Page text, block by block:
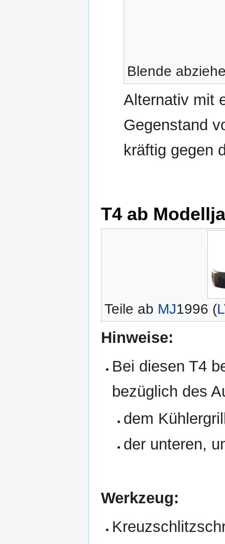
Blende
Alternativ mit
Gegenstand
kräftig gegen
T4 ab
Teile ab MJ1996 (
Hinweise:
Bei diesen T4
bezüglich des
dem
der unteren,
Werkzeug: